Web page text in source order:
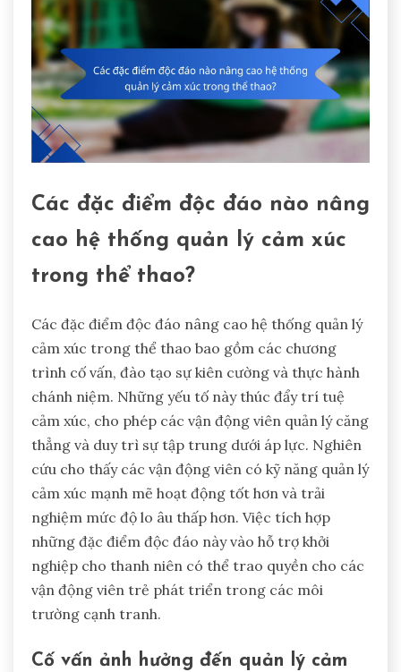
Các đặc điểm độc đáo nào nâng
cao hệ thống quản lý cảm xúc
trong thể thao?
Các đặc điểm độc đáo nâng cao hệ thống quản lý
cảm xúc trong thể thao bao gồm các chương
trình cố vấn, đào tạo sự kiên cường và thực hành
chánh niệm. Những yếu tố này thúc đẩy trí tuệ
cảm xúc, cho phép các vận động viên quản lý căng
thẳng và duy trì sự tập trung dưới áp lực. Nghiên
cứu cho thấy các vận động viên có kỹ năng quản lý
cảm xúc mạnh mẽ hoạt động tốt hơn và trải
nghiệm mức độ lo âu thấp hơn. Việc tích hợp
những đặc điểm độc đáo này vào hỗ trợ khởi
nghiệp cho thanh niên có thể trao quyền cho các
vận động viên trẻ phát triển trong các môi
trường cạnh tranh.
Cố vấn ảnh hưởng đến quản lý cảm